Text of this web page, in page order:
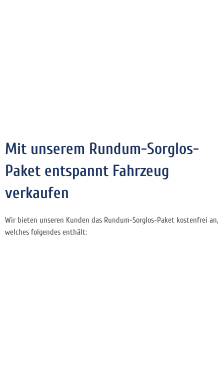
Mit unserem Rundum-Sorglos-
Paket entspannt Fahrzeug
verkaufen
Wir bieten unseren Kunden das Rundum-Sorglos-Paket kostenfrei an,
welches folgendes enthält: